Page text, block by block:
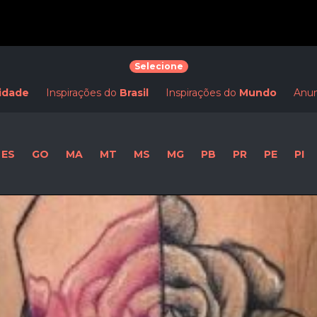
Selecione
Inspirações do Brasil Inspirações do Mundo
ES GO MA MT MS MG PB PR PE PI